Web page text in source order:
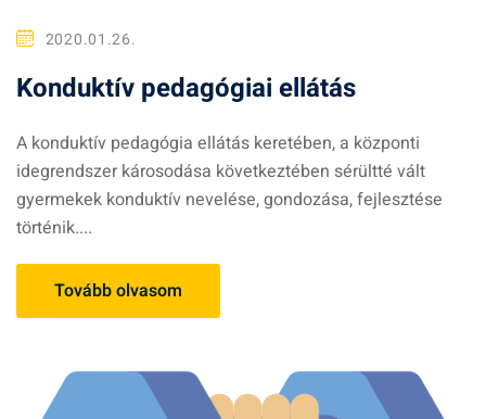
2020.01.26.
Konduktív pedagógiai ellátás
A konduktív pedagógia ellátás keretében, a központi
idegrendszer károsodása következtében sérültté vált
gyermekek konduktív nevelése, gondozása, fejlesztése
történik....
Tovább olvasom